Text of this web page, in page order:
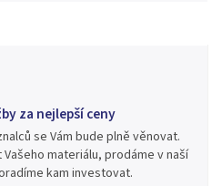
za nejlepší ceny
se Vám bude plně věnovat.
materiálu, prodáme v naší
kam investovat.